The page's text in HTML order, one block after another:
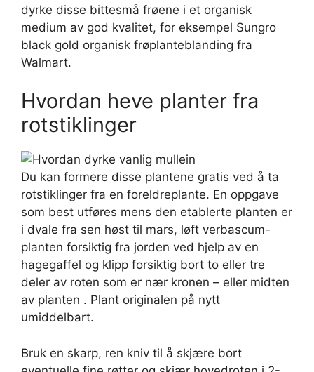
dyrke disse bittesmå frøene i et organisk
medium av god kvalitet, for eksempel Sungro
black gold organisk frøplanteblanding fra
Walmart.
Hvordan heve planter fra
rotstiklinger
Du kan formere disse plantene gratis ved å ta
rotstiklinger fra en foreldreplante. En oppgave
som best utføres mens den etablerte planten er
i dvale fra sen høst til mars, løft verbascum-
planten forsiktig fra jorden ved hjelp av en
hagegaffel og klipp forsiktig bort to eller tre
deler av roten som er nær kronen – eller midten
av planten . Plant originalen på nytt
umiddelbart.
Bruk en skarp, ren kniv til å skjære bort